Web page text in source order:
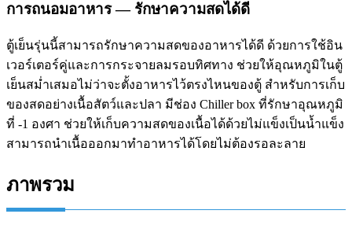
การถนอมอาหาร — รักษาความสดได้ดี
ตู้เย็นรุ่นนี้สามารถรักษาความสดของอาหารได้ดี ด้วยการใช้อิน
เวอร์เตอร์คู่และการกระจายลมรอบทิศทาง ช่วยให้อุณหภูมิในตู้
เย็นสม่ำเสมอไม่ว่าจะตั้งอาหารไว้ตรงไหนของตู้ สำหรับการเก็บ
ของสดอย่างเนื้อสัตว์และปลา มีช่อง Chiller box ที่รักษาอุณหภูมิ
ที่ -1 องศา ช่วยให้เก็บความสดของเนื้อได้ด้วยไม่แข็งเป็นน้ำแข็ง
สามารถนำเนื้อออกมาทำอาหารได้โดยไม่ต้องรอละลาย
ภาพรวม